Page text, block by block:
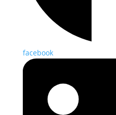
facebook